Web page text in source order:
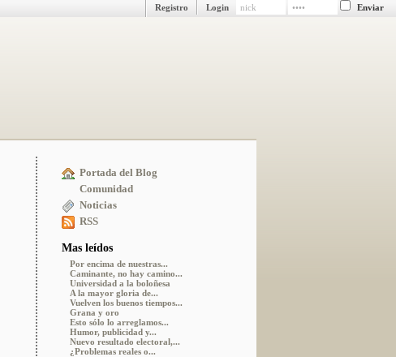
Login
Registro
Portada del Blog
Comunidad
Noticias
RSS
Mas leídos
Por encima de nuestras...
Caminante, no hay camino...
Universidad a la boloñesa
A la mayor gloria de...
Vuelven los buenos tiempos...
Grana y oro
Esto sólo lo arreglamos...
Humor, publicidad y...
Nuevo resultado electoral,...
¿Problemas reales o...